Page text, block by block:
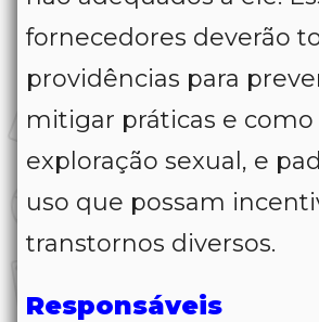
fornecedores deverão
providências para
mitigar práticas e
exploração sexual, e
uso que possam
transtornos diversos.
Responsáveis